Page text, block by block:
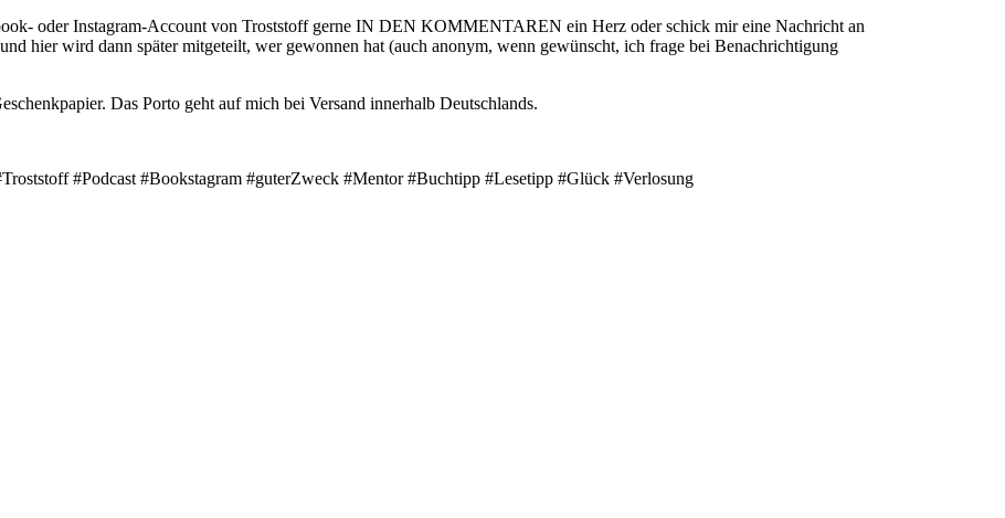
oder Instagram-Account von Troststoff gerne IN DEN KOMMENTAREN ein Herz oder schick mir eine Nachricht an
hier wird dann später mitgeteilt, wer gewonnen hat (auch anonym, wenn gewünscht, ich frage bei Benachrichtigung
Das Porto geht auf mich bei Versand innerhalb Deutschlands.
#Podcast #Bookstagram #guterZweck #Mentor #Buchtipp #Lesetipp #Glück #Verlosung